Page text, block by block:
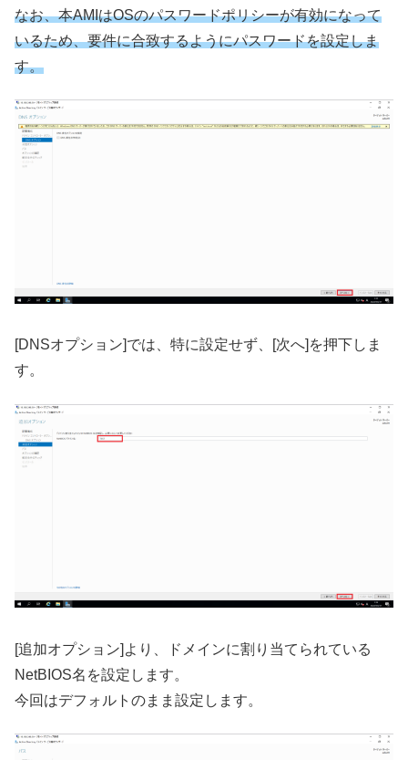
なお、本AMIはOSのパスワードポリシーが有効になって
いるため、要件に合致するようにパスワードを設定しま
す。
[DNSオプション]では、特に設定せず、[次へ]を押下しま
す。
[追加オプション]より、ドメインに割り当てられている
NetBIOS名を設定します。
今回はデフォルトのまま設定します。